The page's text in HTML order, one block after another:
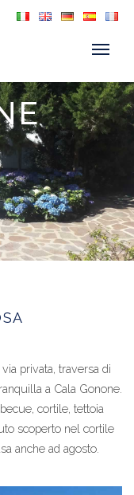
privata, traversa di
a Cala Gonone.
cortile, tettoia
scoperto nel cortile
anche ad agosto.